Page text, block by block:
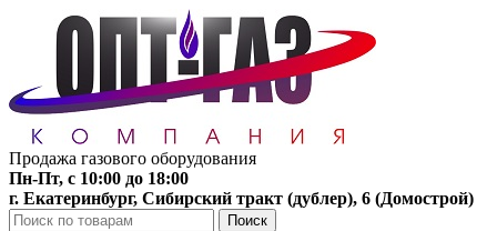
Продажа газового оборудования
Пн-Пт, с 10:00 до 18:00
г. Екатеринбург, Сибирский тракт (дублер), 6 (Домострой)
Поиск